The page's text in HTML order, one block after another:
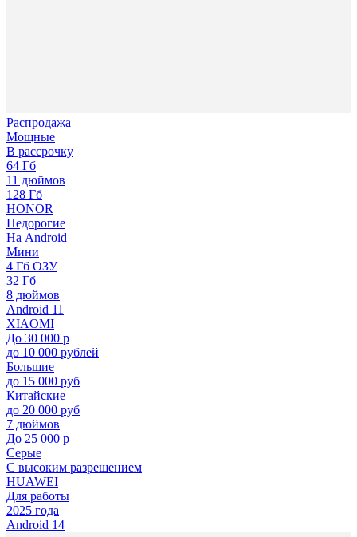
Распродажа
Мощные
В рассрочку
64 Гб
11 дюймов
128 Гб
HONOR
Недорогие
На Android
Мини
4 Гб ОЗУ
32 Гб
8 дюймов
Android 11
XIAOMI
До 30 000 р
до 10 000 рублей
Большие
до 15 000 руб
Китайские
до 20 000 руб
7 дюймов
До 25 000 р
Серые
С высоким разрешением
HUAWEI
Для работы
2025 года
Android 14